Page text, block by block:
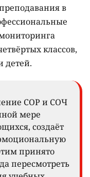
в
классов,
детей.
СОР и СОЧ
мере
создаёт
принято
пересмотреть